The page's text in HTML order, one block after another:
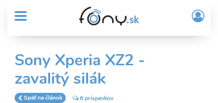
obsah
MENU
Sub
Header
menu
User
account
menu
/
Sony Xperia XZ2 -
zavalitý silák
Späť na článok 6 príspevkov